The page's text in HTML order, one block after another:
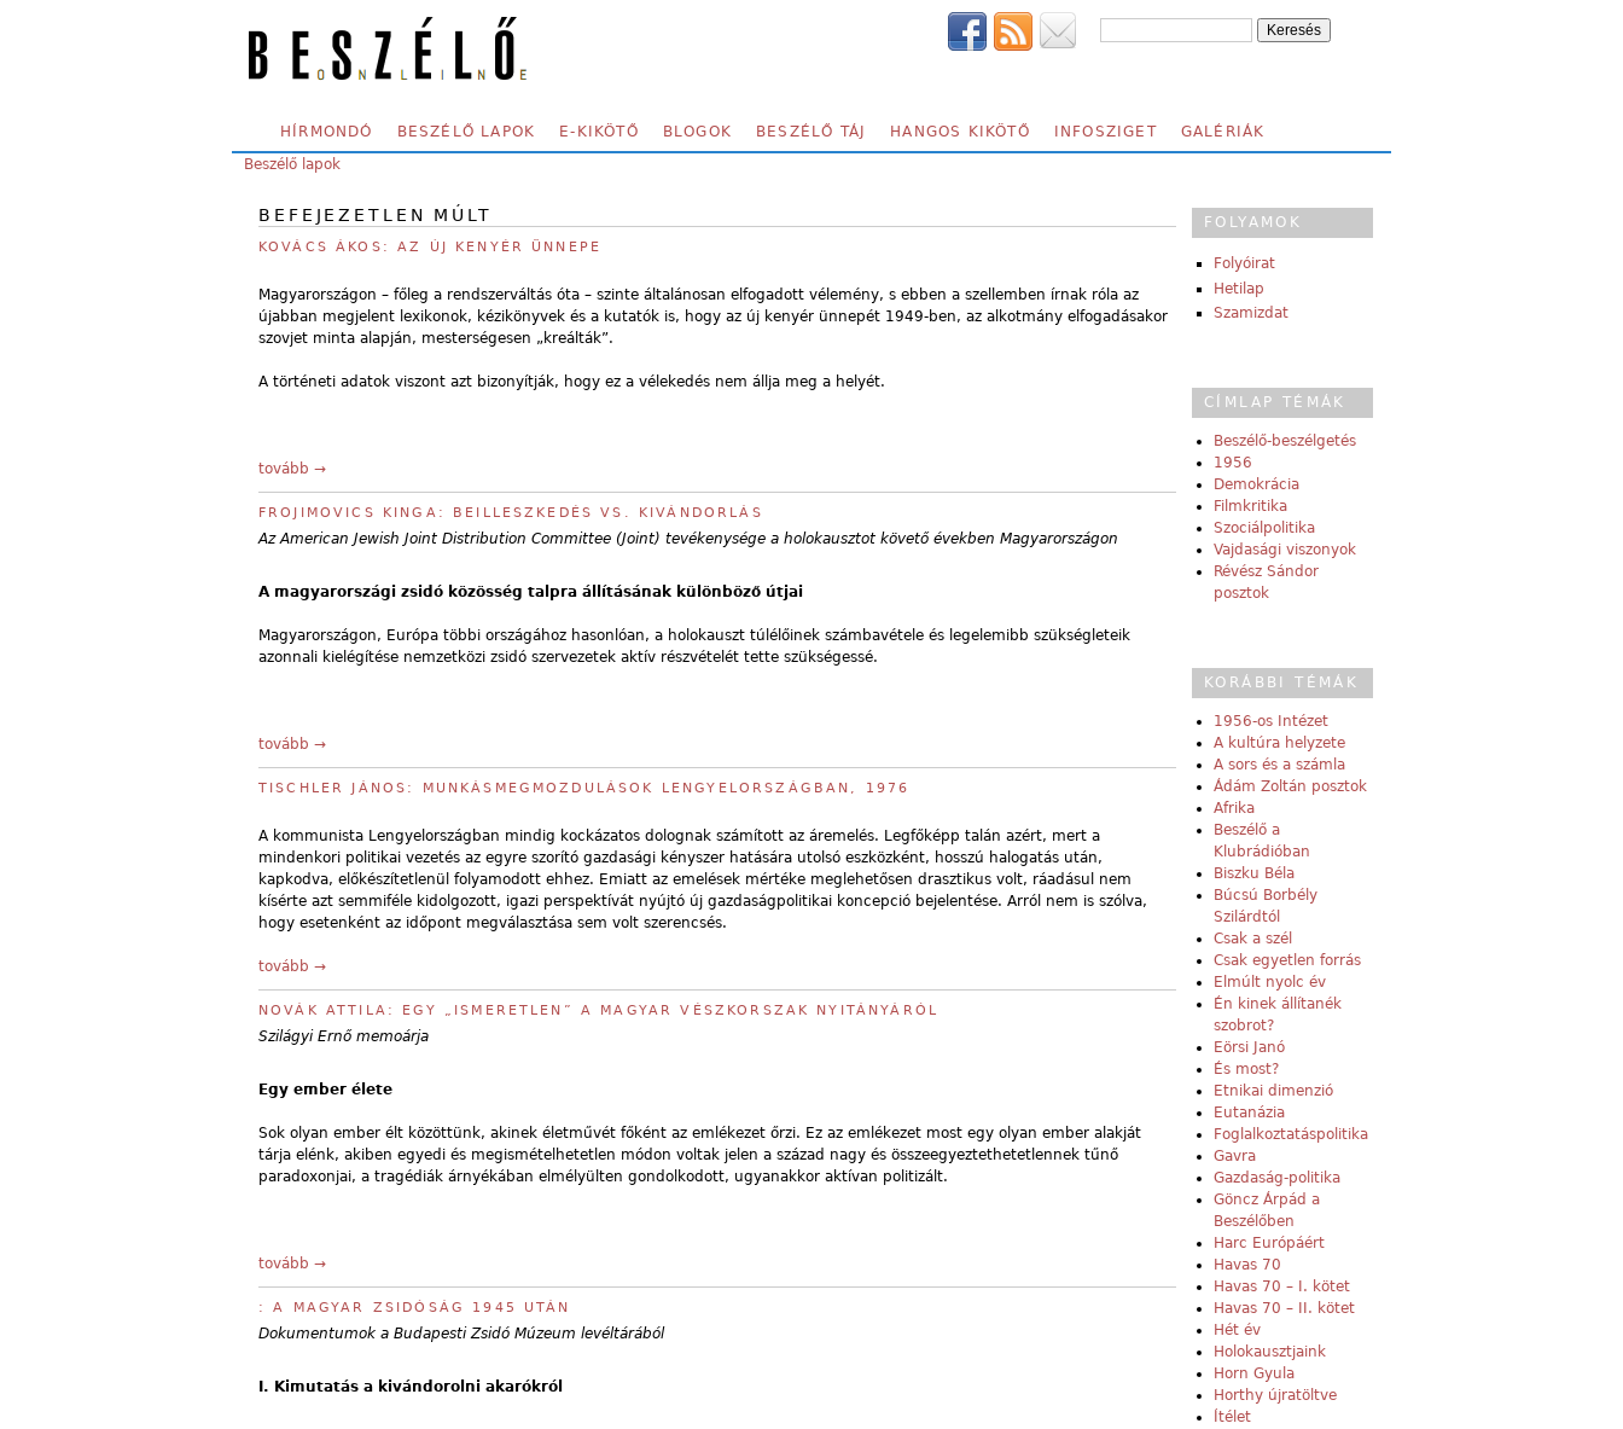
SECONDARY MENU
HÍRMONDÓ BESZÉLŐ LAPOK E-KIKÖTŐ BLOGOK BESZÉLŐ TÁJ HANGOS KIKÖTŐ INFOSZIGET GALÉRIÁK
YOU ARE HERE:
Beszélő lapok
BEFEJEZETLEN MÚLT
KOVÁCS ÁKOS: AZ ÚJ KENYÉR ÜNNEPE
Magyarországon – főleg a rendszerváltás óta – szinte általánosan elfogadott vélemény, s ebben a szellemben írnak róla az
újabban megjelent lexikonok, kézikönyvek és a kutatók is, hogy az új kenyér ünnepét 1949-ben, az alkotmány elfogadásakor
szovjet minta alapján, mesterségesen „kreálták”.
A történeti adatok viszont azt bizonyítják, hogy ez a vélekedés nem állja meg a helyét.
tovább →
FROJIMOVICS KINGA: BEILLESZKEDÉS VS. KIVÁNDORLÁS
Az American Jewish Joint Distribution Committee (Joint) tevékenysége a holokausztot követő években Magyarországon
A magyarországi zsidó közösség talpra állításának különböző útjai
Magyarországon, Európa többi országához hasonlóan, a holokauszt túlélőinek számbavétele és legelemibb szükségleteik
azonnali kielégítése nemzetközi zsidó szervezetek aktív részvételét tette szükségessé.
tovább →
TISCHLER JÁNOS: MUNKÁSMEGMOZDULÁSOK LENGYELORSZÁGBAN, 1976
A kommunista Lengyelországban mindig kockázatos dolognak számított az áremelés. Legfőképp talán azért, mert a
mindenkori politikai vezetés az egyre szorító gazdasági kényszer hatására utolsó eszközként, hosszú halogatás után,
kapkodva, előkészítetlenül folyamodott ehhez. Emiatt az emelések mértéke meglehetősen drasztikus volt, ráadásul nem
kísérte azt semmiféle kidolgozott, igazi perspektívát nyújtó új gazdaságpolitikai koncepció bejelentése. Arról nem is szólva,
hogy esetenként az időpont megválasztása sem volt szerencsés.
tovább →
NOVÁK ATTILA: EGY „ISMERETLEN” A MAGYAR VÉSZKORSZAK NYITÁNYÁRÓL
Szilágyi Ernő memoárja
Egy ember élete
Sok olyan ember élt közöttünk, akinek életművét főként az emlékezet őrzi. Ez az emlékezet most egy olyan ember alakját
tárja elénk, akiben egyedi és megismételhetetlen módon voltak jelen a század nagy és összeegyeztethetetlennek tűnő
paradoxonjai, a tragédiák árnyékában elmélyülten gondolkodott, ugyanakkor aktívan politizált.
tovább →
: A MAGYAR ZSIDÓSÁG 1945 UTÁN
Dokumentumok a Budapesti Zsidó Múzeum levéltárából
I. Kimutatás a kivándorolni akarókról
FOLYAMOK
Folyóirat
Hetilap
Szamizdat
CÍMLAP TÉMÁK
Beszélő-beszélgetés
1956
Demokrácia
Filmkritika
Szociálpolitika
Vajdasági viszonyok
Révész Sándor
posztok
KORÁBBI TÉMÁK
1956-os Intézet
A kultúra helyzete
A sors és a számla
Ádám Zoltán posztok
Afrika
Beszélő a
Klubrádióban
Biszku Béla
Búcsú Borbély
Szilárdtól
Csak a szél
Csak egyetlen forrás
Elmúlt nyolc év
Én kinek állítanék
szobrot?
Eörsi Janó
És most?
Etnikai dimenzió
Eutanázia
Foglalkoztatáspolitika
Gavra
Gazdaság-politika
Göncz Árpád a
Beszélőben
Harc Európáért
Havas 70
Havas 70 – I. kötet
Havas 70 – II. kötet
Hét év
Holokausztjaink
Horn Gyula
Horthy újratöltve
Ítélet